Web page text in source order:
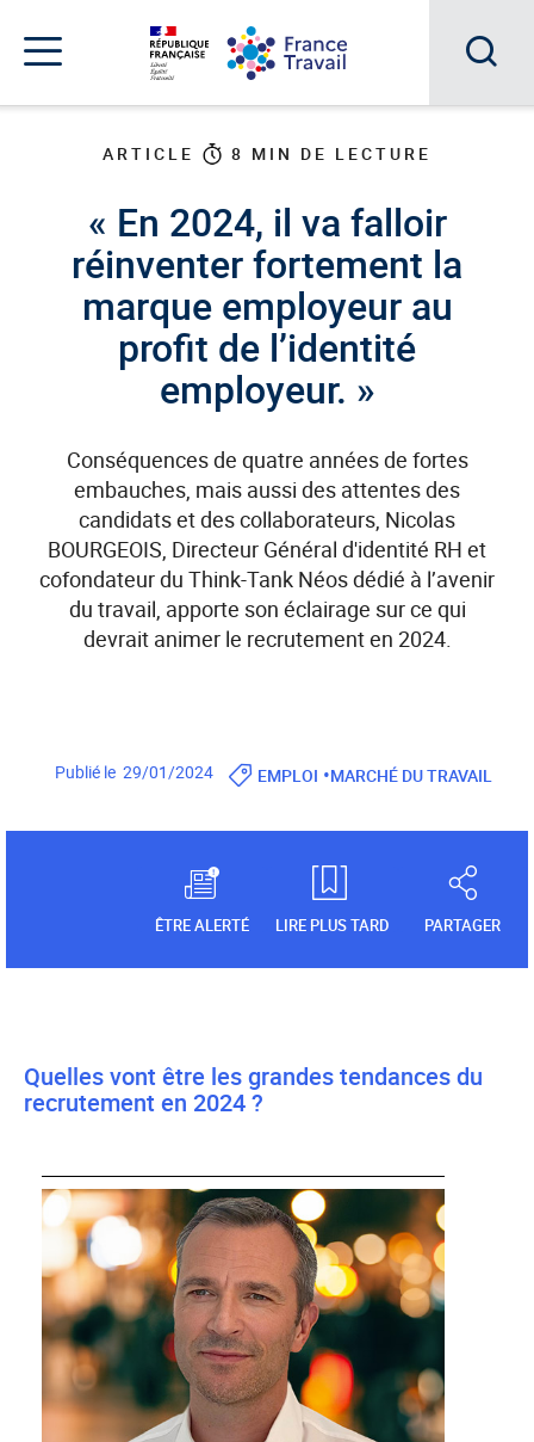
menu
contenu
pied
navigation
Menu
ARTICLE 8 MIN DE LECTURE
« En 2024, il va falloir
réinventer fortement la
marque employeur au
profit de l’identité
employeur. »
Conséquences de quatre années de fortes
embauches, mais aussi des attentes des
candidats et des collaborateurs, Nicolas
BOURGEOIS, Directeur Général d'identité RH et
cofondateur du Think-Tank Néos dédié à l’avenir
du travail, apporte son éclairage sur ce qui
devrait animer le recrutement en 2024.
Publié le 29/01/2024 EMPLOI •MARCHÉ DU TRAVAIL
ÊTRE ALERTÉ LIRE PLUS TARD PARTAGER
Quelles vont être les grandes tendances du
recrutement en 2024 ?